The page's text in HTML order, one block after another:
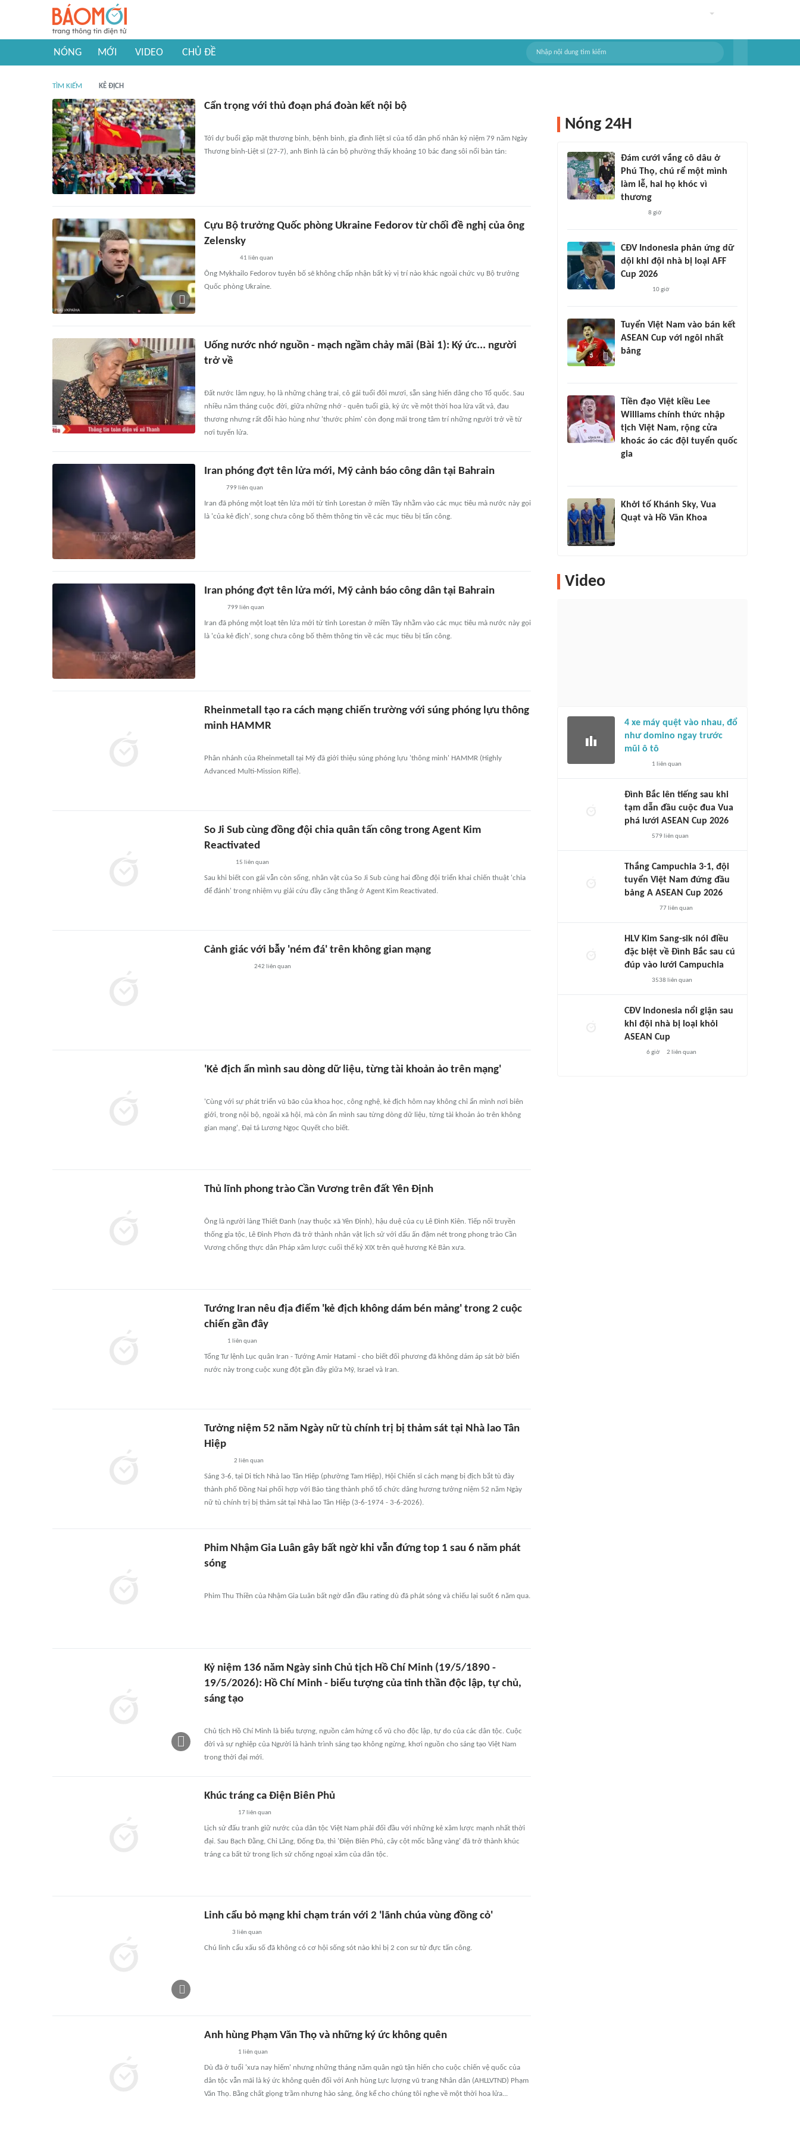
NÓNG MỚI VIDEO CHỦ ĐỀ
TÌM KIẾM KẺ ĐỊCH
Cẩn trọng với thủ đoạn phá đoàn kết nội bộ
Tới dự buổi gặp mặt thương binh, bệnh binh, gia đình liệt sĩ của tổ dân phố nhân kỷ niệm 79 năm Ngày
Thương binh-Liệt sĩ (27-7), anh Bình là cán bộ phường thấy khoảng 10 bác đang sôi nổi bàn tán:
Cựu Bộ trưởng Quốc phòng Ukraine Fedorov từ chối đề nghị của ông
Zelensky
41 liên quan
Ông Mykhailo Fedorov tuyên bố sẽ không chấp nhận bất kỳ vị trí nào khác ngoài chức vụ Bộ trưởng
Quốc phòng Ukraine.
Uống nước nhớ nguồn - mạch ngầm chảy mãi (Bài 1): Ký ức... người
trở về
Đất nước lâm nguy, họ là những chàng trai, cô gái tuổi đôi mươi, sẵn sàng hiến dâng cho Tổ quốc. Sau
nhiều năm tháng cuộc đời, giữa những nhớ - quên tuổi già, ký ức về một thời hoa lửa vất vả, đau
thương nhưng rất đỗi hào hùng như 'thước phim' còn đọng mãi trong tâm trí những người trở về từ
nơi tuyến lửa.
Iran phóng đợt tên lửa mới, Mỹ cảnh báo công dân tại Bahrain
799 liên quan
Iran đã phóng một loạt tên lửa mới từ tỉnh Lorestan ở miền Tây nhằm vào các mục tiêu mà nước này gọi
là 'của kẻ địch', song chưa công bố thêm thông tin về các mục tiêu bị tấn công.
Iran phóng đợt tên lửa mới, Mỹ cảnh báo công dân tại Bahrain
799 liên quan
Iran đã phóng một loạt tên lửa mới từ tỉnh Lorestan ở miền Tây nhằm vào các mục tiêu mà nước này gọi
là 'của kẻ địch', song chưa công bố thêm thông tin về các mục tiêu bị tấn công.
Rheinmetall tạo ra cách mạng chiến trường với súng phóng lựu thông
minh HAMMR
Phân nhánh của Rheinmetall tại Mỹ đã giới thiệu súng phóng lựu 'thông minh' HAMMR (Highly
Advanced Multi-Mission Rifle).
So Ji Sub cùng đồng đội chia quân tấn công trong Agent Kim
Reactivated
15 liên quan
Sau khi biết con gái vẫn còn sống, nhân vật của So Ji Sub cùng hai đồng đội triển khai chiến thuật 'chia
để đánh' trong nhiệm vụ giải cứu đầy căng thẳng ở Agent Kim Reactivated.
Cảnh giác với bẫy 'ném đá' trên không gian mạng
242 liên quan
'Kẻ địch ẩn mình sau dòng dữ liệu, từng tài khoản ảo trên mạng'
'Cùng với sự phát triển vũ bão của khoa học, công nghệ, kẻ địch hôm nay không chỉ ẩn mình nơi biên
giới, trong nội bộ, ngoài xã hội, mà còn ẩn mình sau từng dòng dữ liệu, từng tài khoản ảo trên không
gian mạng', Đại tá Lương Ngọc Quyết cho biết.
Thủ lĩnh phong trào Cần Vương trên đất Yên Định
Ông là người làng Thiết Đanh (nay thuộc xã Yên Định), hậu duệ của cụ Lê Đình Kiên. Tiếp nối truyền
thống gia tộc, Lê Đình Phơn đã trở thành nhân vật lịch sử với dấu ấn đậm nét trong phong trào Cần
Vương chống thực dân Pháp xâm lược cuối thế kỷ XIX trên quê hương Kẻ Bản xưa.
Tướng Iran nêu địa điểm 'kẻ địch không dám bén mảng' trong 2 cuộc
chiến gần đây
1 liên quan
Tổng Tư lệnh Lục quân Iran - Tướng Amir Hatami - cho biết đối phương đã không dám áp sát bờ biển
nước này trong cuộc xung đột gần đây giữa Mỹ, Israel và Iran.
Tưởng niệm 52 năm Ngày nữ tù chính trị bị thảm sát tại Nhà lao Tân
Hiệp
2 liên quan
Sáng 3-6, tại Di tích Nhà lao Tân Hiệp (phường Tam Hiệp), Hội Chiến sĩ cách mạng bị địch bắt tù đày
thành phố Đồng Nai phối hợp với Bảo tàng thành phố tổ chức dâng hương tưởng niệm 52 năm Ngày
nữ tù chính trị bị thảm sát tại Nhà lao Tân Hiệp (3-6-1974 - 3-6-2026).
Phim Nhậm Gia Luân gây bất ngờ khi vẫn đứng top 1 sau 6 năm phát
sóng
Phim Thu Thiền của Nhậm Gia Luân bất ngờ dẫn đầu rating dù đã phát sóng và chiếu lại suốt 6 năm qua.
Kỷ niệm 136 năm Ngày sinh Chủ tịch Hồ Chí Minh (19/5/1890 -
19/5/2026): Hồ Chí Minh - biểu tượng của tinh thần độc lập, tự chủ,
sáng tạo
Chủ tịch Hồ Chí Minh là biểu tượng, nguồn cảm hứng cổ vũ cho độc lập, tự do của các dân tộc. Cuộc
đời và sự nghiệp của Người là hành trình sáng tạo không ngừng, khơi nguồn cho sáng tạo Việt Nam
trong thời đại mới.
Khúc tráng ca Điện Biên Phủ
17 liên quan
Lịch sử đấu tranh giữ nước của dân tộc Việt Nam phải đối đầu với những kẻ xâm lược mạnh nhất thời
đại. Sau Bạch Đằng, Chi Lăng, Đống Đa, thì 'Điện Biên Phủ, cây cột mốc bằng vàng' đã trở thành khúc
tráng ca bất tử trong lịch sử chống ngoại xâm của dân tộc.
Linh cẩu bỏ mạng khi chạm trán với 2 'lãnh chúa vùng đồng cỏ'
3 liên quan
Chú linh cẩu xấu số đã không có cơ hội sống sót nào khi bị 2 con sư tử đực tấn công.
Anh hùng Phạm Văn Thọ và những ký ức không quên
1 liên quan
Dù đã ở tuổi 'xưa nay hiếm' nhưng những tháng năm quân ngũ tận hiến cho cuộc chiến vệ quốc của
dân tộc vẫn mãi là ký ức không quên đối với Anh hùng Lực lượng vũ trang Nhân dân (AHLLVTND) Phạm
Văn Thọ. Bằng chất giọng trầm nhưng hào sảng, ông kể cho chúng tôi nghe về một thời hoa lửa...
Nóng 24H
Đám cưới vắng cô dâu ở
Phú Thọ, chú rể một mình
làm lễ, hai họ khóc vì
thương
8 giờ
CĐV Indonesia phản ứng dữ
dội khi đội nhà bị loại AFF
Cup 2026
10 giờ
Tuyển Việt Nam vào bán kết
ASEAN Cup với ngôi nhất
bảng
Tiền đạo Việt kiều Lee
Williams chính thức nhập
tịch Việt Nam, rộng cửa
khoác áo các đội tuyển quốc
gia
Khởi tố Khánh Sky, Vua
Quạt và Hồ Văn Khoa
Video
4 xe máy quệt vào nhau, đổ
như domino ngay trước
mũi ô tô
1 liên quan
Đình Bắc lên tiếng sau khi
tạm dẫn đầu cuộc đua Vua
phá lưới ASEAN Cup 2026
579 liên quan
Thắng Campuchia 3-1, đội
tuyển Việt Nam đứng đầu
bảng A ASEAN Cup 2026
77liên quan
HLV Kim Sang-sik nói điều
đặc biệt về Đình Bắc sau cú
đúp vào lưới Campuchia
3538 liên quan
CĐV Indonesia nổi giận sau
khi đội nhà bị loại khỏi
ASEAN Cup
6 giờ 2 liên quan